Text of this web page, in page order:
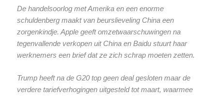
De handelsoorlog met Amerika en een enorme
schuldenberg maakt van beurslieveling China een
zorgenkindje. Apple geeft omzetwaarschuwingen na
tegenvallende verkopen uit China en Baidu stuurt haar
werknemers een brief dat ze zich schrap moeten zetten.
Trump heeft na de G20 top geen deal gesloten maar de
verdere tariefverhogingen uitgesteld tot maart, waarmee